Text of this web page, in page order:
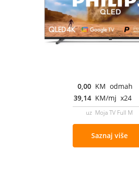
0,00 KM odmah
39,14 KM/mj x24
uz Moja TV Full M
Saznaj više